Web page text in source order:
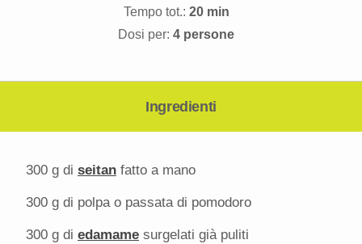
Tempo tot.: 20 min
Dosi per: 4 persone
Ingredienti
300 g di seitan fatto a mano
300 g di polpa o passata di pomodoro
300 g di edamame surgelati già puliti